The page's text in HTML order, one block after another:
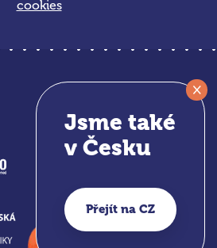
cookies
×
Jsme také
v Česku
Přejít na CZ